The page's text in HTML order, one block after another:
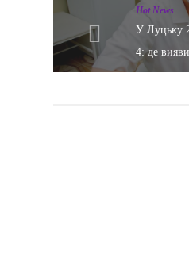
Hot News
У Луцьку
4: де